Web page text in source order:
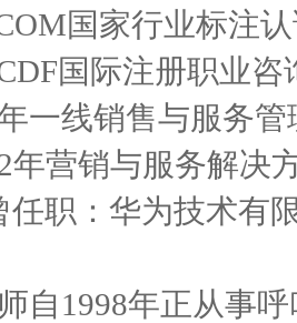
国家行业标注
国际注册职业咨
一线销售与服务管
营销与服务解决
职：华为技术有
自1998年正从事